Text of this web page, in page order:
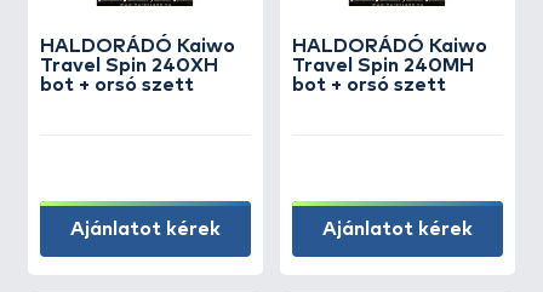
HALDORÁDÓ Kaiwo
Travel Spin 240XH
bot + orsó szett
Ajánlatot kérek
HALDORÁDÓ Kaiwo
Travel Spin 240MH
bot + orsó szett
Ajánlatot kérek